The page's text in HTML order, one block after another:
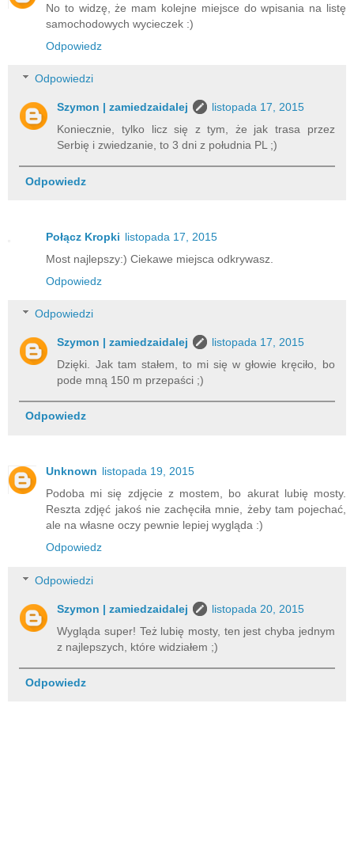
No to widzę, że mam kolejne miejsce do wpisania na listę
samochodowych wycieczek :)
Odpowiedz
Odpowiedzi
Szymon | zamiedzaidalej
listopada 17, 2015
Koniecznie, tylko licz się z tym, że jak trasa przez
Serbię i zwiedzanie, to 3 dni z południa PL ;)
Odpowiedz
Połącz Kropki listopada 17, 2015
Most najlepszy:) Ciekawe miejsca odkrywasz.
Odpowiedz
Odpowiedzi
Szymon | zamiedzaidalej
listopada 17, 2015
Dzięki. Jak tam stałem, to mi się w głowie kręciło, bo
pode mną 150 m przepaści ;)
Odpowiedz
Unknown listopada 19, 2015
Podoba mi się zdjęcie z mostem, bo akurat lubię mosty.
Reszta zdjęć jakoś nie zachęciła mnie, żeby tam pojechać,
ale na własne oczy pewnie lepiej wygląda :)
Odpowiedz
Odpowiedzi
Szymon | zamiedzaidalej
listopada 20, 2015
Wygląda super! Też lubię mosty, ten jest chyba jednym
z najlepszych, które widziałem ;)
Odpowiedz